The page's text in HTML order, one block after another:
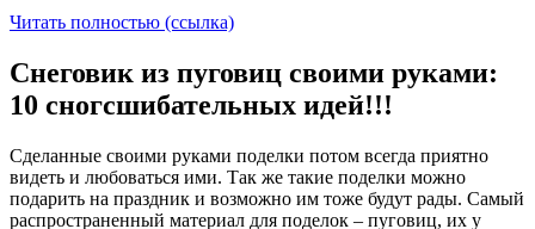
Читать полностью (ссылка)
Снеговик из пуговиц своими руками:
10 сногсшибательных идей!!!
Сделанные своими руками поделки потом всегда приятно
видеть и любоваться ими. Так же такие поделки можно
подарить на праздник и возможно им тоже будут рады. Самый
распространенный материал для поделок – пуговиц, их у